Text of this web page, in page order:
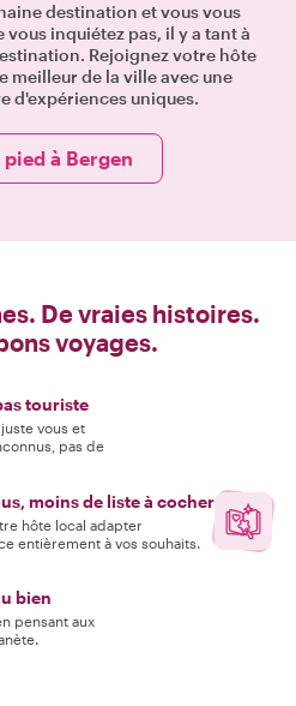
destination et vous vous
vous inquiétez pas, il y a tant à
Rejoignez votre hôte
meilleur de la ville avec une
d'expériences uniques.
à Bergen
De vraies histoires.
voyages.
touriste
vous et
pas de
moins de liste à cocher
hôte local adapter
entièrement à vos souhaits.
bien
pensant aux